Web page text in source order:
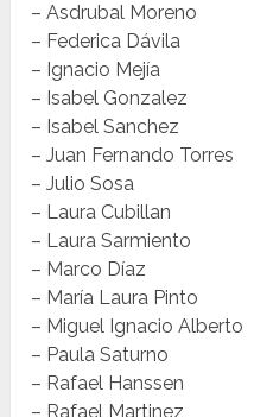
– Asdrubal Moreno
– Federica Dávila
– Ignacio Mejía
– Isabel Gonzalez
– Isabel Sanchez
– Juan Fernando Torres
– Julio Sosa
– Laura Cubillan
– Laura Sarmiento
– Marco Díaz
– María Laura Pinto
– Miguel Ignacio Alberto
– Paula Saturno
– Rafael Hanssen
– Rafael Martinez